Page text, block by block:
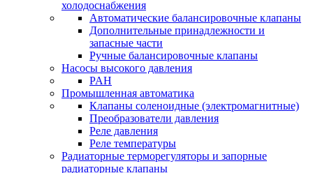
холодоснабжения
Автоматические балансировочные клапаны
Дополнительные принадлежности и
запасные части
Ручные балансировочные клапаны
Насосы высокого давления
PAH
Промышленная автоматика
Клапаны соленоидные (электромагнитные)
Преобразователи давления
Реле давления
Реле температуры
Радиаторные терморегуляторы и запорные
радиаторные клапаны